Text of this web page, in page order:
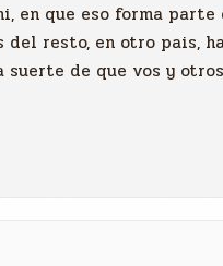
en que eso forma parte
resto, en otro pais,
de que vos y